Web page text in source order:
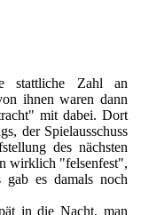
stattliche Zahl an
ihnen waren dann
mit dabei. Dort
der Spielausschuss
des nächsten
wirklich "felsenfest",
gab es damals noch
in die Nacht, man